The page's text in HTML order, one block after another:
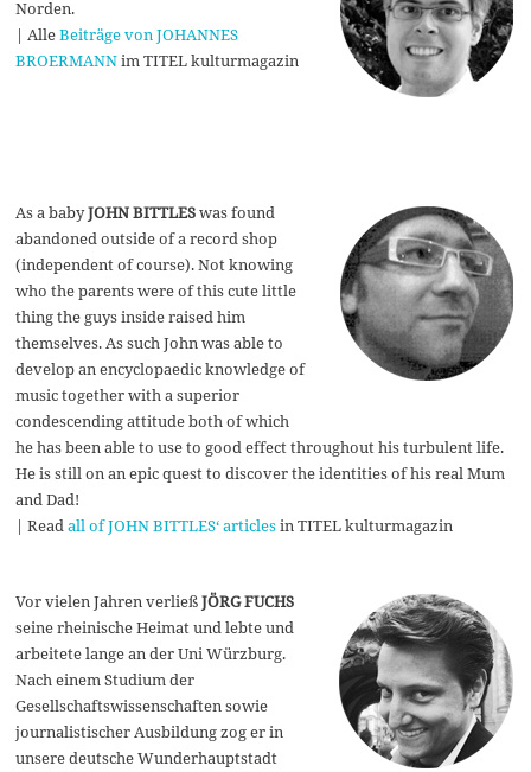
Norden.
| AlleBeiträge von JOHANNES
BROERMANNim TITEL kulturmagazin
As a babyJOHN BITTLESwas found
abandoned outside of a record shop
(independent of course). Not knowing
who the parents were of this cute little
thing the guys inside raised him
themselves. As such John was able to
develop an encyclopaedic knowledge of
music together with a superior
condescending attitude both of which
he has been able to use to good effect throughout his turbulent life.
He is still on an epic quest to discover the identities of his real Mum
and Dad!
| Readall of JOHN BITTLES‘ articlesin TITEL kulturmagazin
Vor vielen Jahren verließJÖRG FUCHS
seine rheinische Heimat und lebte und
arbeitete lange an der Uni Würzburg.
Nach einem Studium der
Gesellschaftswissenschaften sowie
journalistischer Ausbildung zog er in
unsere deutsche Wunderhauptstadt